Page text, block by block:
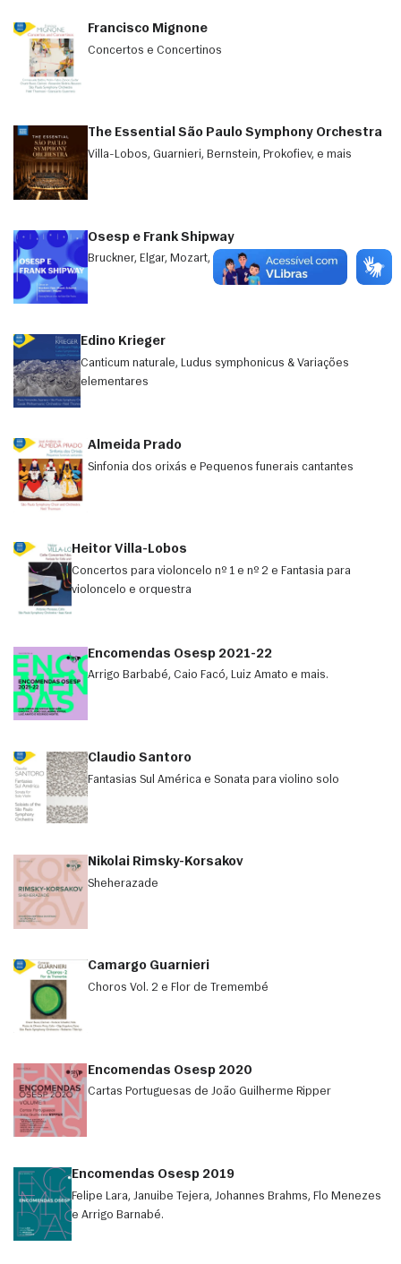
Francisco Mignone
Concertos e Concertinos
The Essential São Paulo Symphony Orchestra
Villa-Lobos, Guarnieri, Bernstein, Prokofiev, e mais
Osesp e Frank Shipway
Bruckner, Elgar, Mozart, Schubert, e mais.
Edino Krieger
Canticum naturale, Ludus symphonicus & Variações
elementares
Almeida Prado
Sinfonia dos orixás e Pequenos funerais cantantes
Heitor Villa-Lobos
Concertos para violoncelo nº 1 e nº 2 e Fantasia para
violoncelo e orquestra
Encomendas Osesp 2021-22
Arrigo Barbabé, Caio Facó, Luiz Amato e mais.
Claudio Santoro
Fantasias Sul América e Sonata para violino solo
Nikolai Rimsky-Korsakov
Sheherazade
Camargo Guarnieri
Choros Vol. 2 e Flor de Tremembé
Encomendas Osesp 2020
Cartas Portuguesas de João Guilherme Ripper
Encomendas Osesp 2019
Felipe Lara, Januibe Tejera, Johannes Brahms, Flo Menezes
e Arrigo Barnabé.